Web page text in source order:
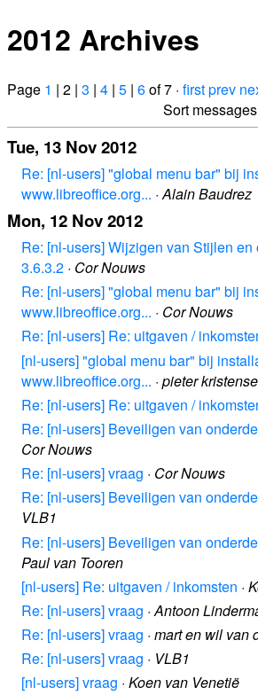
2012 Archives
Page 1 | 2 | 3 | 4 | 5 | 6of 7 · firstprev
Sort messages
Tue, 13 Nov 2012
Re: [nl-users] "global menu bar" bij
www.libreoffice.org... ·Alain Baudrez
Mon, 12 Nov 2012
Re: [nl-users] Wijzigen van Stijlen en
3.6.3.2 · Cor Nouws
Re: [nl-users] "global menu bar" bij
www.libreoffice.org... · Cor Nouws
Re: [nl-users] Re: uitgaven /
[nl-users] "global menu bar" bij
www.libreoffice.org... · pieter
Re: [nl-users] Re: uitgaven /
Re: [nl-users] Beveiligen van
Cor Nouws
Re: [nl-users] vraag · Cor Nouws
Re: [nl-users] Beveiligen van
VLB1
Re: [nl-users] Beveiligen van
Paul van Tooren
[nl-users] Re: uitgaven / inkomsten ·
Re: [nl-users] vraag ·Antoon
Re: [nl-users] vraag · mart en wil van
Re: [nl-users] vraag · VLB1
[nl-users] vraag · Koen van Venetië